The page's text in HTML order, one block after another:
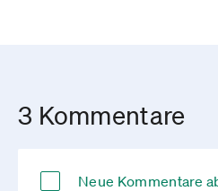
3 Kommentare
Neue Kommentare